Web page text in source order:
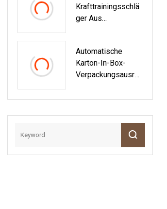
Krafttrainingsschlä
Ger Aus
Mit Freien
Gewichten
Automatische
Karton-In-Box-
Verpackungsausrüs